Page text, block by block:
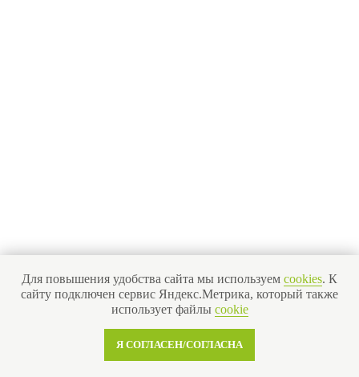
Для повышения удобства сайта мы используем cookies. К
сайту подключен сервис Яндекс.Метрика, который также
использует файлы cookie
Я СОГЛАСЕН/СОГЛАСНА